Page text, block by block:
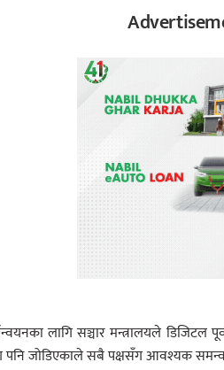
लागि सञ्चार मन्त्रालयले डिजिटल
पनि जोडिएकाले सबै पक्षसँग आवश्यक